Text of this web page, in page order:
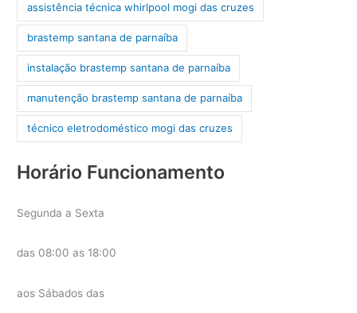
assistência técnica whirlpool mogi das cruzes
brastemp santana de parnaíba
instalação brastemp santana de parnaíba
manutenção brastemp santana de parnaíba
técnico eletrodoméstico mogi das cruzes
Horário Funcionamento
Segunda a Sexta
das 08:00 as 18:00
aos Sábados das